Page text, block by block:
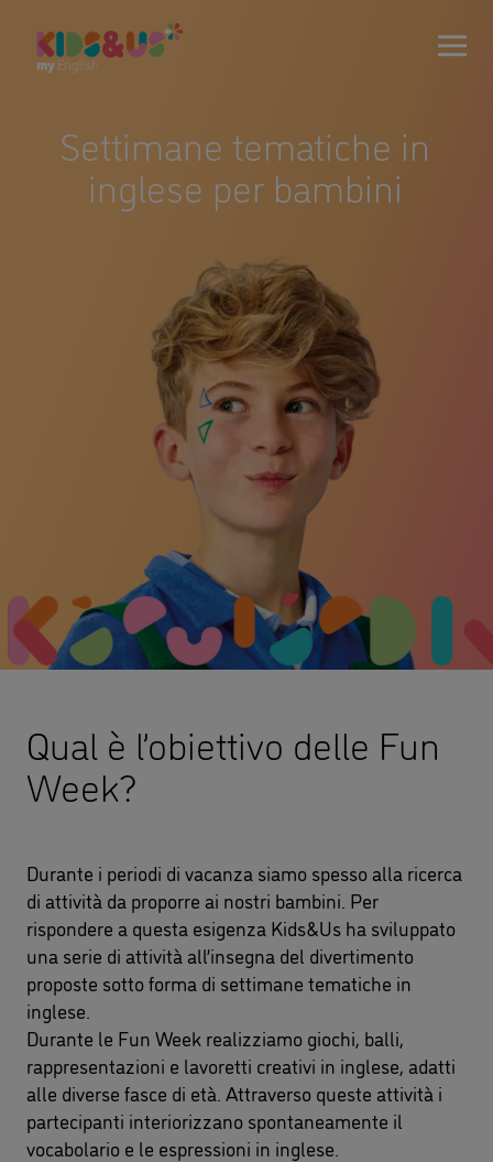
Settimane tematiche in
inglese per bambini
Qual è l’obiettivo delle Fun
Week?
Durante i periodi di vacanza siamo spesso alla ricerca
di attività da proporre ai nostri bambini. Per
rispondere a questa esigenza Kids&Us ha sviluppato
una serie di attività all’insegna del divertimento
proposte sotto forma di settimane tematiche in
inglese.
Durante le Fun Week realizziamo giochi, balli,
rappresentazioni e lavoretti creativi in inglese, adatti
alle diverse fasce di età. Attraverso queste attività i
partecipanti interiorizzano spontaneamente il
vocabolario e le espressioni in inglese.